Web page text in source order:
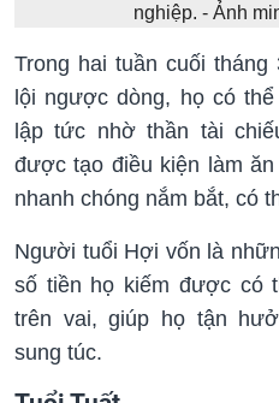
nghiệp. - Ảnh
Trong hai tuần cuối
lội ngược dòng, họ có
lập tức nhờ thần tài
được tạo điều kiện làm
nhanh chóng nắm bắt, có
Người tuổi Hợi vốn là
số tiền họ kiếm được có
trên vai, giúp họ tận
sung túc.